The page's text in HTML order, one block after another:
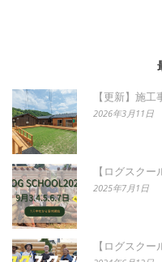
【更新】施
2026年3月11日
【ログスク
2025年7月1日
【ログスク